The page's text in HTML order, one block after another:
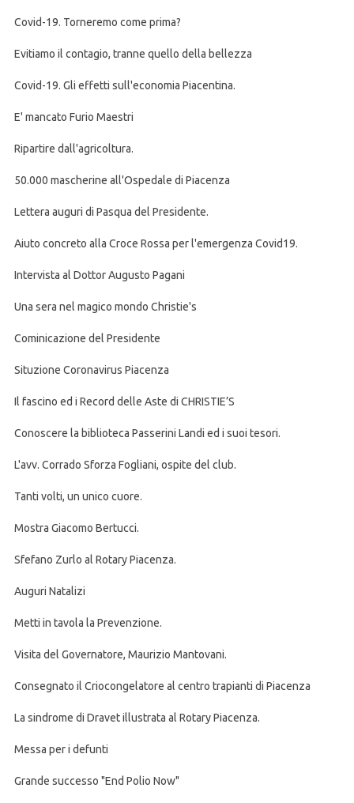
Covid-19. Torneremo come prima?
Evitiamo il contagio, tranne quello della bellezza
Covid-19. Gli effetti sull'economia Piacentina.
E' mancato Furio Maestri
Ripartire dall'agricoltura.
50.000 mascherine all'Ospedale di Piacenza
Lettera auguri di Pasqua del Presidente.
Aiuto concreto alla Croce Rossa per l'emergenza Covid19.
Intervista al Dottor Augusto Pagani
Una sera nel magico mondo Christie's
Cominicazione del Presidente
Situzione Coronavirus Piacenza
Il fascino ed i Record delle Aste di CHRISTIE’S
Conoscere la biblioteca Passerini Landi ed i suoi tesori.
L'avv. Corrado Sforza Fogliani, ospite del club.
Tanti volti, un unico cuore.
Mostra Giacomo Bertucci.
Sfefano Zurlo al Rotary Piacenza.
Auguri Natalizi
Metti in tavola la Prevenzione.
Visita del Governatore, Maurizio Mantovani.
Consegnato il Criocongelatore al centro trapianti di Piacenza
La sindrome di Dravet illustrata al Rotary Piacenza.
Messa per i defunti
Grande successo "End Polio Now"